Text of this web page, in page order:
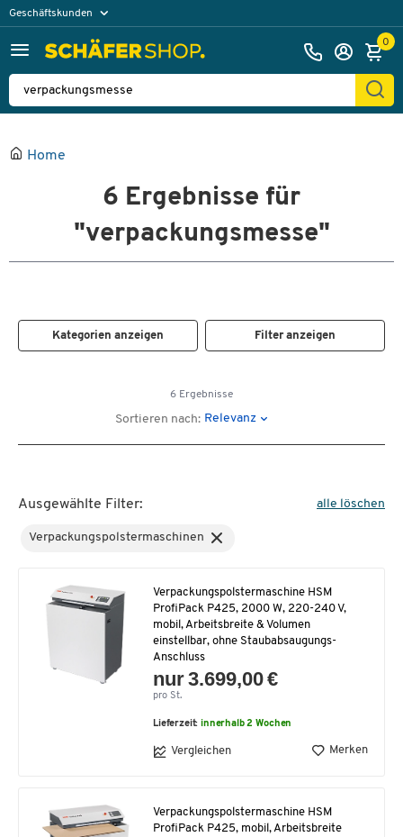
Geschäftskunden
0
Home
6 Ergebnisse für
"verpackungsmesse"
Kategorien anzeigen Filter anzeigen
6 Ergebnisse
Sortieren nach: Relevanz
Ausgewählte Filter: alle löschen
Verpackungspolstermaschinen
Verpackungspolstermaschine HSM
ProfiPack P425, 2000 W, 220-240 V,
mobil, Arbeitsbreite & Volumen
einstellbar, ohne Staubabsaugungs-
Anschluss
nur 3.699,00 €
pro St.
Lieferzeit:innerhalb 2 Wochen
Vergleichen Merken
Verpackungspolstermaschine HSM
ProfiPack P425, mobil, Arbeitsbreite